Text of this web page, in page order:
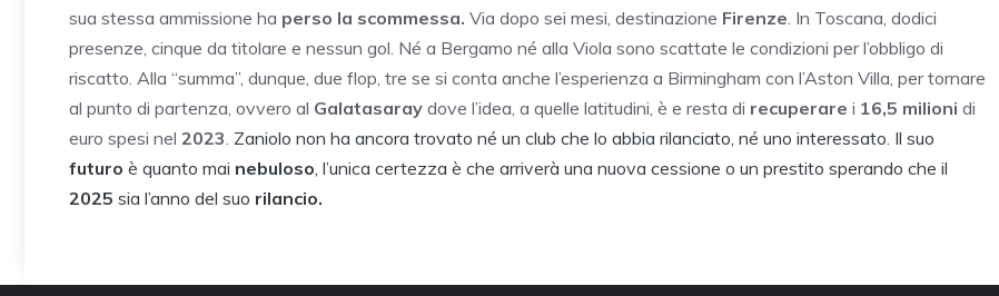
sua stessa ammissione ha perso la scommessa. Via dopo sei mesi, destinazione Firenze . In Toscana, dodici
presenze, cinque da titolare e nessun gol. Né a Bergamo né alla Viola sono scattate le condizioni per l’obbligo di
riscatto. Alla “summa”, dunque, due flop, tre se si conta anche l’esperienza a Birmingham con l’Aston Villa, per tornare
al punto di partenza, ovvero al Galatasaray dove l’idea, a quelle latitudini, è e resta di recuperare i 16,5 milioni di
euro spesi nel 2023 Zaniolo non ha ancora trovato né un club che lo abbia rilanciato, né uno interessato. Il suo
futuro è quanto mai nebuloso , l’unica certezza è che arriverà una nuova cessione o un prestito sperando che il
2025 sia l’anno del suo rilancio.